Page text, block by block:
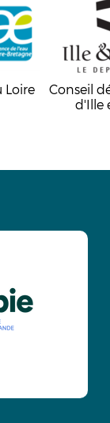
Loire
Conseil
d'Ille